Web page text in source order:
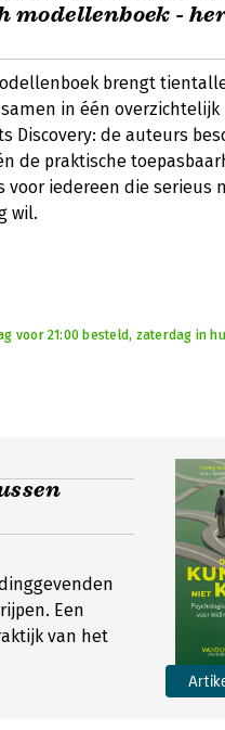
modellenboek -
brengt
in één overzichtelijk
Discovery: de auteurs
de praktische
voor iedereen die serieus
wil.
voor 21:00 besteld, zaterdag in
Een
van het